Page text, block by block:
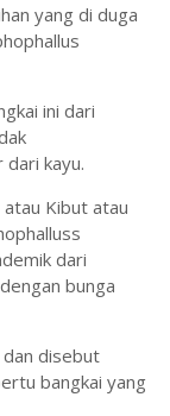
yang di duga
ini dari
kayu.
Kibut atau
dari
bunga
disebut
bangkai yang